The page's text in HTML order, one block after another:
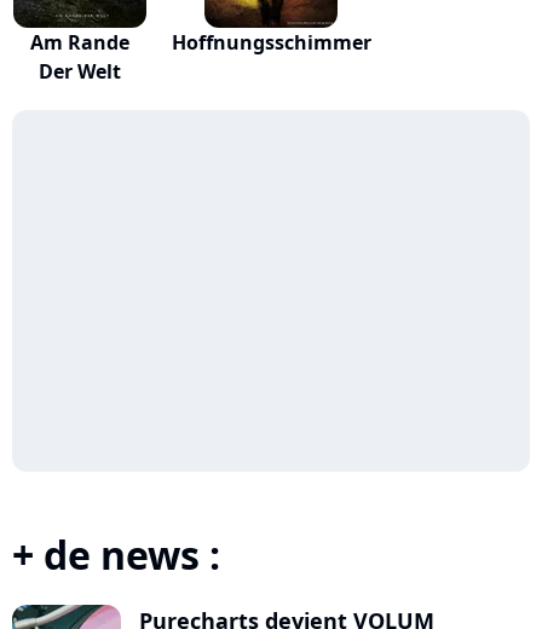
Am Rande
Der Welt
Hoffnungsschimmer
+ de news :
Purecharts devient VOLUM